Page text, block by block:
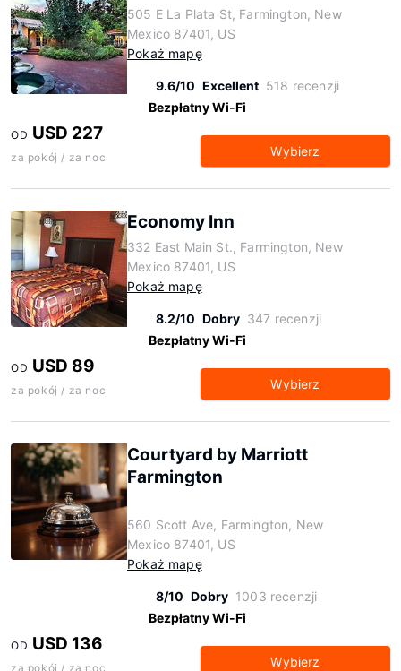
505 E La Plata St, Farmington, New
Mexico 87401, US
Pokaż mapę
9.6/10 Excellent 518 recenzji
Bezpłatny Wi-Fi
OD USD 227
za pokój / za noc Wybierz
Economy Inn
332 East Main St., Farmington, New
Mexico 87401, US
Pokaż mapę
8.2/10 Dobry 347 recenzji
Bezpłatny Wi-Fi
OD USD 89
za pokój / za noc Wybierz
Courtyard by Marriott
Farmington
560 Scott Ave, Farmington, New
Mexico 87401, US
Pokaż mapę
8/10 Dobry 1003 recenzji
Bezpłatny Wi-Fi
OD USD 136
za pokój / za noc Wybierz